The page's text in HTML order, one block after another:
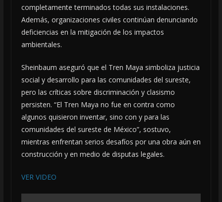
completamente terminados todas sus instalaciones.
Además, organizaciones civiles continúan denunciando
deficiencias en la mitigación de los impactos
ambientales.
Sheinbaum aseguró que el Tren Maya simboliza justicia
social y desarrollo para las comunidades del sureste,
pero las críticas sobre discriminación y clasismo
persisten. “El Tren Maya no fue en contra como
algunos quisieron inventar, sino con y para las
comunidades del sureste de México”, sostuvo,
mientras enfrentan serios desafíos por una obra aún en
construcción y en medio de disputas legales.
VER VIDEO